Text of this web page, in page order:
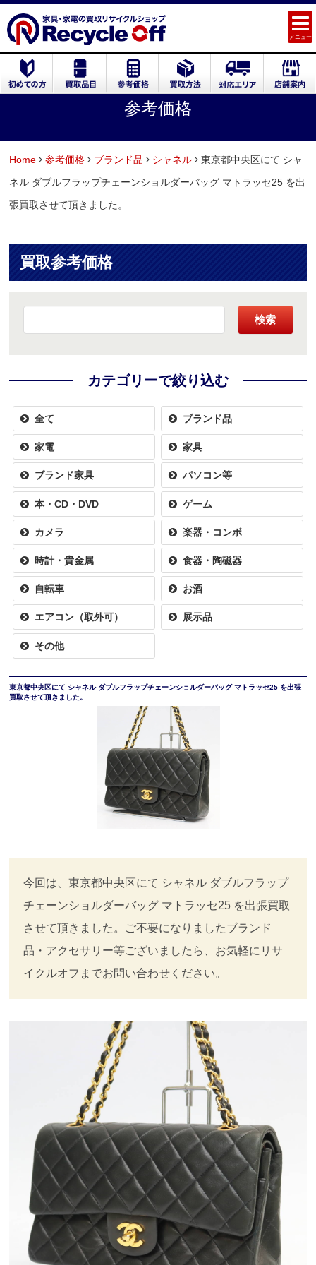
メニュー
参考価格
Home 参考価格 ブランド品 シャネル
東京都中央区にて シャ
ネル ダブルフラップチェーンショルダーバッグ マトラッセ25 を出
張買取させて頂きました。
買取参考価格
検索
カテゴリーで絞り込む
全て ブランド品
家電 家具
ブランド家具 パソコン等
本・CD・DVD ゲーム
カメラ 楽器・コンボ
時計・貴金属 食器・陶磁器
自転車 お酒
エアコン（取外可） 展示品
その他
東京都中央区にて シャネル ダブルフラップチェーンショルダーバッグ マトラッセ25 を出張
買取させて頂きました。
今回は、東京都中央区にて シャネル ダブルフラップ
チェーンショルダーバッグ マトラッセ25 を出張買取
させて頂きました。ご不要になりましたブランド
品・アクセサリー等ございましたら、お気軽にリサ
イクルオフまでお問い合わせください。